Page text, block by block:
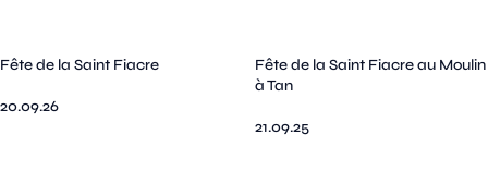
Fête de la Saint Fiacre
20.09.26
Fête de la Saint Fiacre au Moulin
à Tan
21.09.25